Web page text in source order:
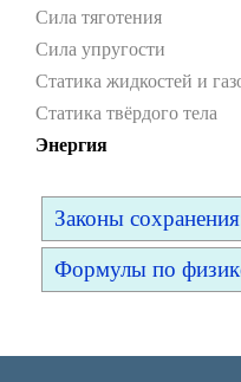
Сила тяготения
Сила упругости
Статика жидкостей и
Статика твёрдого тела
Энергия
Законы
Формулы по